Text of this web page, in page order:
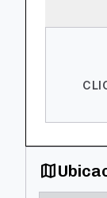
map